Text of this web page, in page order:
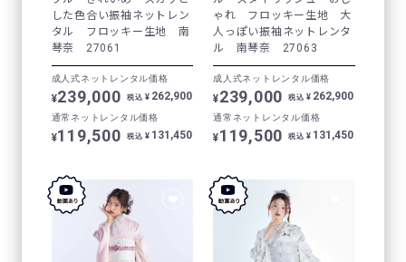
した色合い振袖ネットレン
タル フロッキー生地 南
琴奈 27061
成人式ネットレンタル価格
¥239,000 税込 ¥ 262,900
通常ネットレンタル価格
¥119,500 税込 ¥ 131,450
ゃれ フロッキー生地 大
人っぽい振袖ネットレンタ
ル 南琴奈 27063
成人式ネットレンタル価格
¥239,000 税込 ¥ 262,900
通常ネットレンタル価格
¥119,500 税込 ¥ 131,450